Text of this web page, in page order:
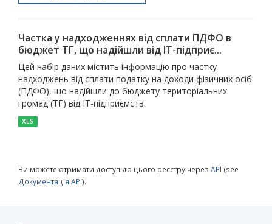
Частка у надходженнях від сплати ПДФО в
бюджет ТГ, що надійшли від ІТ-підприє...
Цей набір даних містить інформацію про частку
надходжень від сплати податку на доходи фізичних осіб
(ПДФО), що надійшли до бюджету територіальних
громад (ТГ) від ІТ-підприємств.
XLS
Ви можете отримати доступ до цього реєстру через API (see
Документація API).